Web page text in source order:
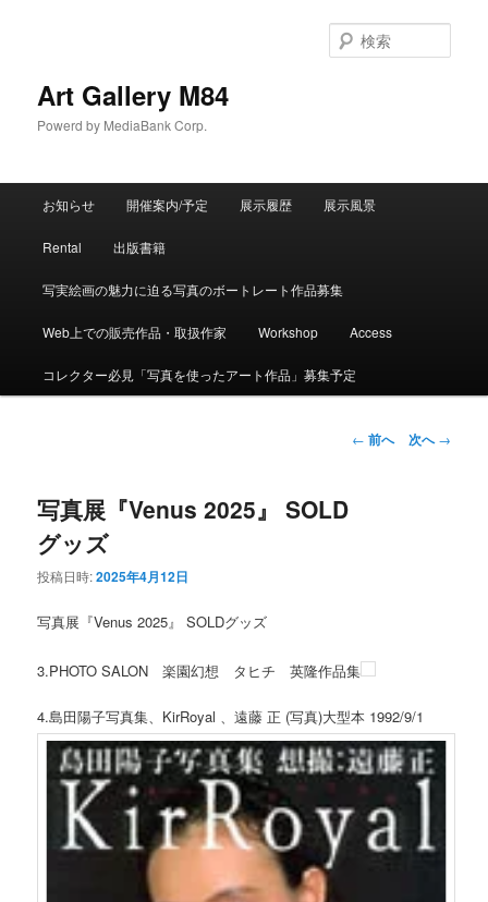
Art Gallery M84
Powerd by MediaBank Corp.
索
メインメニュー
メインコンテンツへ移動
サブコンテンツへ移動
お知らせ 開催案内/予定 展示履歴 展示風景
Rental 出版書籍
写実絵画の魅力に迫る写真のボートレート作品募集
Web上での販売作品・取扱作家 Workshop Access
コレクター必見「写真を使ったアート作品」募集予定
投稿ナビゲーション
← 前へ 次へ→
写真展『Venus 2025』 SOLD
グッズ
投稿日時:2025年4月12日
写真展『Venus 2025』 SOLDグッズ
3.PHOTO SALON 楽園幻想 タヒチ 英隆作品集
4.島田陽子写真集、KirRoyal 、遠藤 正 (写真)大型本 1992/9/1